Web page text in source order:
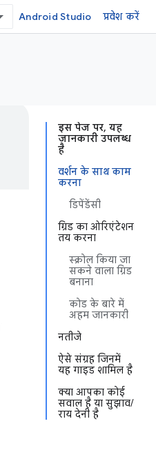
Android Studio प्रवेश करें
इस पेज पर, यह
जानकारी उपलब्ध
है
वर्शन के साथ काम
करना
डिपेंडेंसी
ग्रिड का ओरिएंटेशन
तय करना
स्क्रोल किया जा
सकने वाला ग्रिड
बनाना
कोड के बारे में
अहम जानकारी
नतीजे
ऐसे संग्रह जिनमें
यह गाइड शामिल है
क्या आपका कोई
सवाल है या सुझाव/
राय देनी है